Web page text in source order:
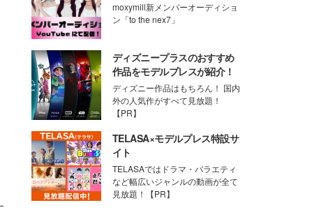
moxymill新メンバーオーディショ
ン「to the nex7」
ディズニープラスのおすすめ
作品をモデルプレスが紹介！
ディズニー作品はもちろん！ 国内
外の人気作がすべて見放題！
【PR】
TELASA×モデルプレス特設サ
イト
TELASAではドラマ・バラエティ
など幅広いジャンルの動画が全て
見放題！【PR】